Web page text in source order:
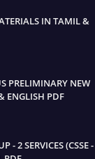
IN TAMIL &
PRELIMINARY NEW
ENGLISH PDF
- 2 SERVICES (CSSE -